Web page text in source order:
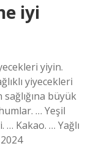
iyi
yiyin.
yiyecekleri
büyük
… Yeşil
… Kakao. … Yağlı